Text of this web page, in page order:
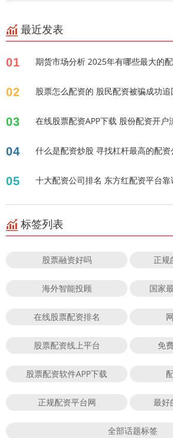
最近发表
01 期货市场分析 2025年有哪些最大的
02 股票怎么配资的 股民配资被骗成功追
03 在线股票配资APP下载 股份配资开户
04 什么是配资炒股 寻找杠杆最高的配资
05 十大配资公司排名 东方红配资平台靠
标签列表
股票融资好吗 正规
海外智能投顾 国家
在线股票配资排名
股票配资线上平台 免
股票配资软件APP下载
正规配资平台网 最好
全部话题标签